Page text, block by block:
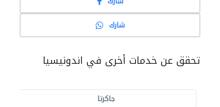
شارك
تحقق عن خدمات أخرى في اندونيسيا
جاكرتا